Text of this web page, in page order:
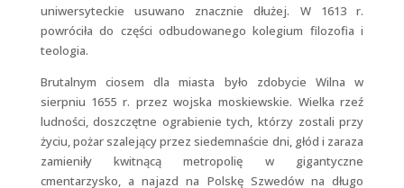
uniwersyteckie usuwano znacznie dłużej. W 1613 r.
powróciła do części odbudowanego kolegium filozofia i
teologia.
Brutalnym ciosem dla miasta było zdobycie Wilna w
sierpniu 1655 r. przez wojska moskiewskie. Wielka rzeź
ludności, doszczętne ograbienie tych, którzy zostali przy
życiu, pożar szalejący przez siedemnaście dni, głód i zaraza
zamieniły kwitnącą metropolię w gigantyczne
cmentarzysko, a najazd na Polskę Szwedów na długo